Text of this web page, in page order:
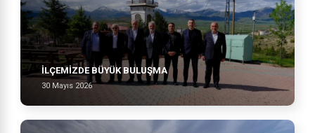
İLÇEMİZDE BÜYÜK BULUŞMA
30 Mayıs 2026